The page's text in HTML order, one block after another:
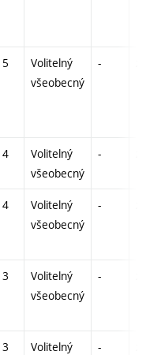
5
Volitelný
všeobecný
-
4
Volitelný
všeobecný
-
4
Volitelný
všeobecný
-
3
Volitelný
všeobecný
-
3
Volitelný
-